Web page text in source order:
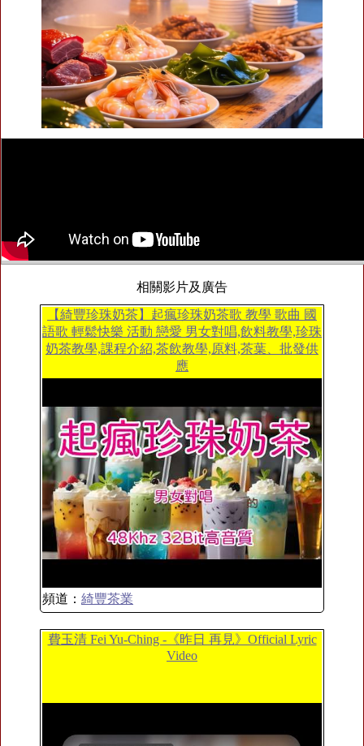
相關影片及廣告
【綺豐珍珠奶茶】起瘋珍珠奶茶歌 教學 歌曲 國
語歌 輕鬆快樂 活動 戀愛 男女對唱,飲料教學,珍珠
奶茶教學,課程介紹,茶飲教學,原料,茶葉、批發供
應
頻道： 綺豐茶業
費玉清 Fei Yu-Ching -《昨日 再見》Official Lyric
Video